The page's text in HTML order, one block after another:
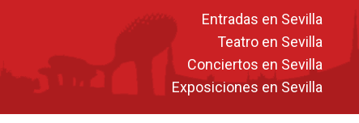
Entradas en Sevilla
Teatro en Sevilla
Conciertos en Sevilla
Exposiciones en Sevilla